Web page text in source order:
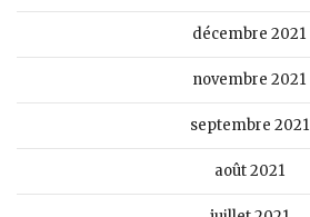
décembre 2021
novembre 2021
septembre 2021
août 2021